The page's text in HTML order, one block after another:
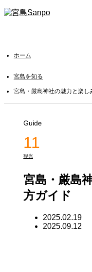
ホーム
宮島を知る
宮島・厳島神社の魅力と楽し
Guide
11
観光
宮島・厳島
方ガイド
2025.02.19
2025.09.12